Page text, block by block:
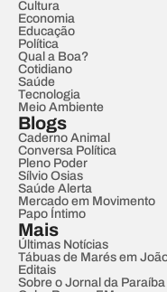
Cultura
Economia
Educação
Política
Qual a Boa?
Cotidiano
Saúde
Tecnologia
Meio Ambiente
Blogs
Caderno Animal
Conversa Política
Pleno Poder
Sílvio Osias
Saúde Alerta
Mercado em Movimento
Papo Íntimo
Mais
Últimas Notícias
Tábuas de Marés em
Editais
Sobre o Jornal da Paraíba